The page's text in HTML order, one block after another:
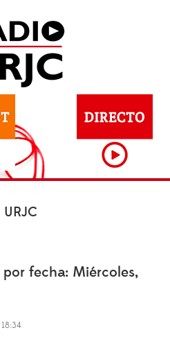
fecha: Miércoles,